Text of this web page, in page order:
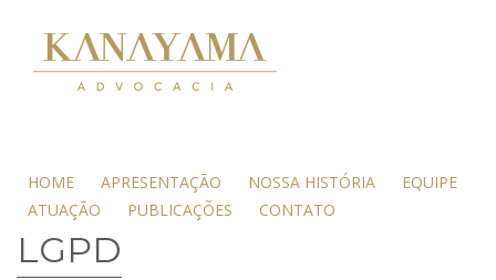
HOME APRESENTAÇÃO NOSSA HISTÓRIA
EQUIPE
ATUAÇÃO
PUBLICAÇÕES CONTATO
LGPD